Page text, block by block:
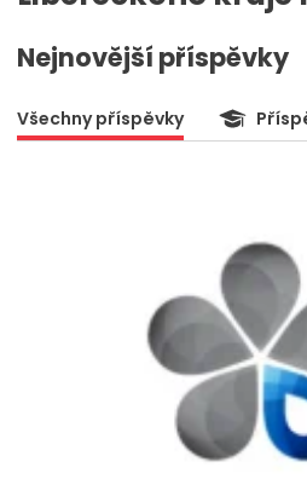
Nejnovější příspěvky
Všechny příspěvky